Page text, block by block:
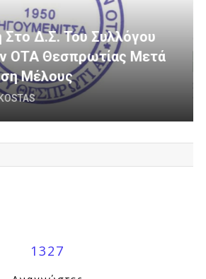
Τελευταία Νέα
3 Εκατομμύρια Ευρώ Για
Οδοποιία Στον Δήμο
31/07/2026
1327